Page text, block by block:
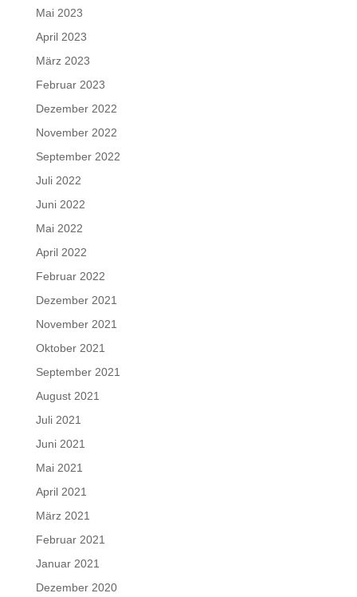
Mai 2023
April 2023
März 2023
Februar 2023
Dezember 2022
November 2022
September 2022
Juli 2022
Juni 2022
Mai 2022
April 2022
Februar 2022
Dezember 2021
November 2021
Oktober 2021
September 2021
August 2021
Juli 2021
Juni 2021
Mai 2021
April 2021
März 2021
Februar 2021
Januar 2021
Dezember 2020